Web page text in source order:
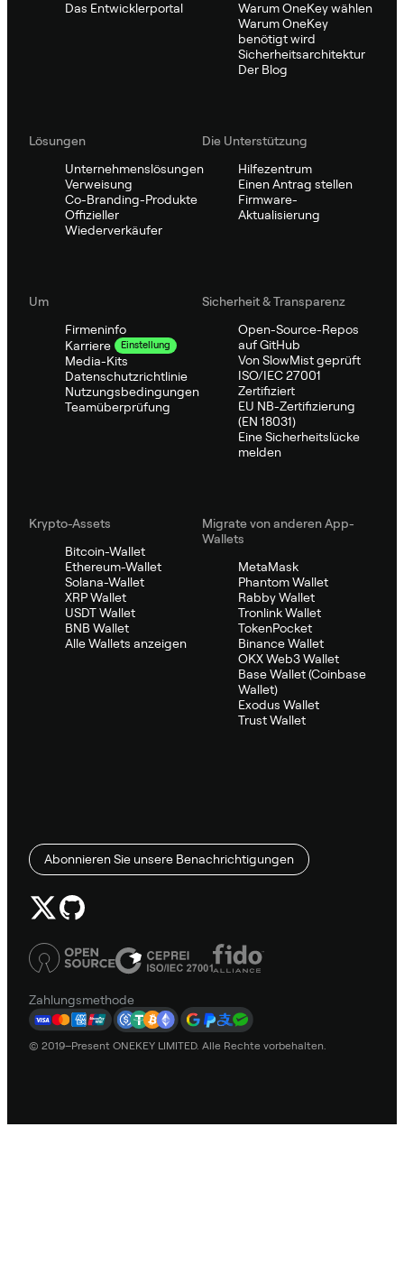
Das Entwicklerportal
Warum OneKey wählen
Warum OneKey
benötigt wird
Sicherheitsarchitektur
Der Blog
Lösungen
Unternehmenslösungen
Verweisung
Co-Branding-Produkte
Offizieller
Wiederverkäufer
Die Unterstützung
Hilfezentrum
Einen Antrag stellen
Firmware-
Aktualisierung
Um
Firmeninfo
Karriere
Einstellung
Media-Kits
Datenschutzrichtlinie
Nutzungsbedingungen
Teamüberprüfung
Sicherheit & Transparenz
Open-Source-Repos
auf GitHub
Von SlowMist geprüft
ISO/IEC 27001
Zertifiziert
EU NB-Zertifizierung
(EN 18031)
Eine Sicherheitslücke
melden
Krypto-Assets
Bitcoin-Wallet
Ethereum-Wallet
Solana-Wallet
XRP Wallet
USDT Wallet
BNB Wallet
Alle Wallets anzeigen
Migrate von anderen App-
Wallets
MetaMask
Phantom Wallet
Rabby Wallet
Tronlink Wallet
TokenPocket
Binance Wallet
OKX Web3 Wallet
Base Wallet (Coinbase
Wallet)
Exodus Wallet
Trust Wallet
Abonnieren Sie unsere Benachrichtigungen
Zahlungsmethode
© 2019–Present ONEKEY LIMITED. Alle Rechte vorbehalten.